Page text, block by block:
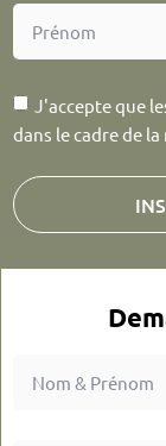
J'accepte que
dans le cadre de